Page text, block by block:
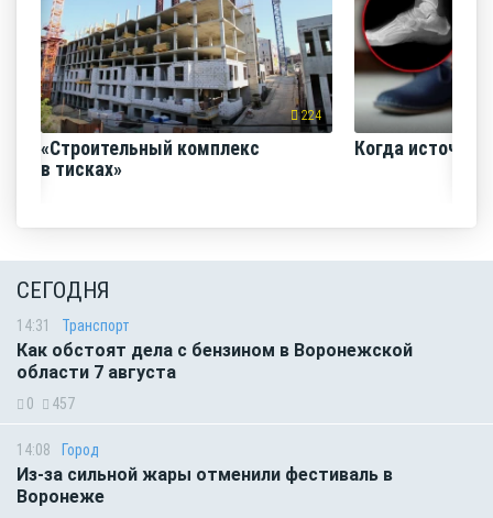
224
«Строительный комплекс
в тисках»
Когда
СЕГОДНЯ
14:31 Транспорт
Как обстоят дела с бензином в Воронежской
области 7 августа
0 457
14:08 Город
Из-за сильной жары отменили фестиваль в
Воронеже